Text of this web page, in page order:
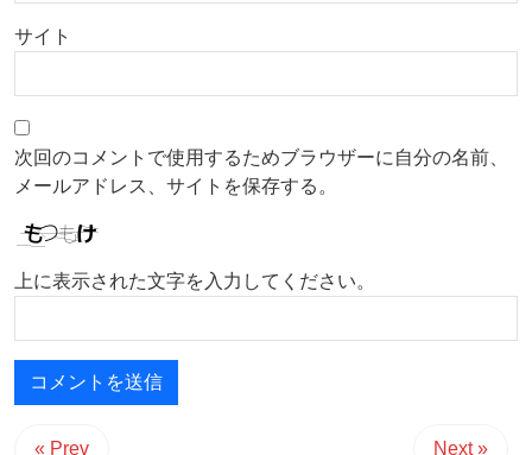
サイト
次回のコメントで使用するためブラウザーに自分の名前、
メールアドレス、サイトを保存する。
上に表示された文字を入力してください。
« Prev Next »